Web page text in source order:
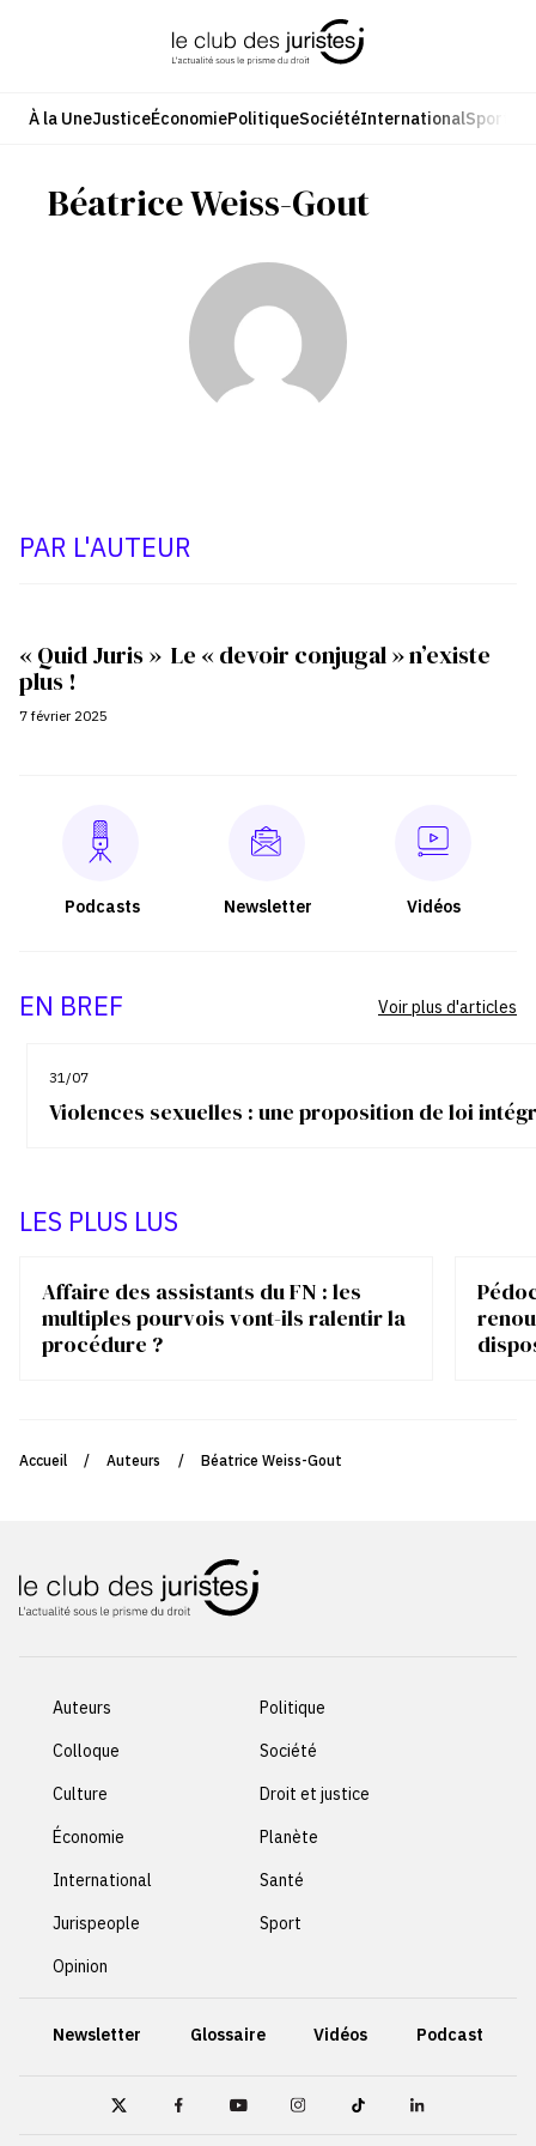
À la UneJusticeÉconomiePolitiqueSociétéInternationalSport
Béatrice Weiss-Gout
PAR L'AUTEUR
« Quid Juris » Le « devoir conjugal » n’existe
plus !
7 février 2025
Podcasts Newsletter Vidéos
EN BREF
31/07
Violences sexuelles : une proposition de loi
Voir plus d'articles
LES PLUS LUS
Affaire des assistants du FN : les
multiples pourvois vont-ils ralentir la
procédure ?
Accueil / Auteurs / Béatrice Weiss-Gout
Auteurs
Colloque
Culture
Économie
International
Jurispeople
Opinion
Politique
Société
Droit et justice
Planète
Santé
Sport
Newsletter Glossaire Vidéos Podcast